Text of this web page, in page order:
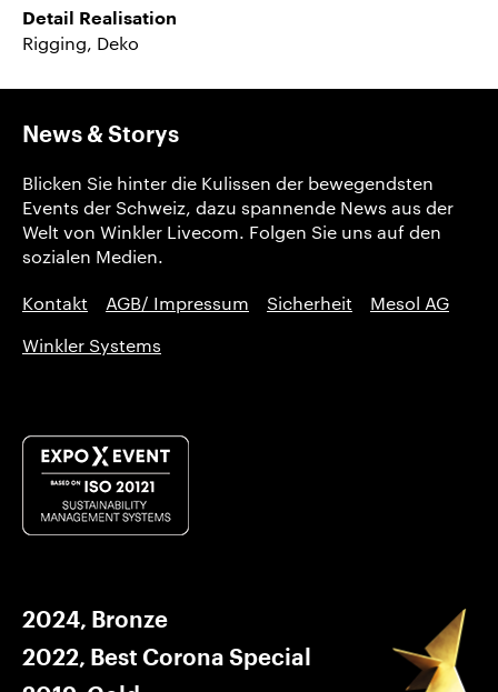
Detail Realisation
Rigging, Deko
News & Storys
Blicken Sie hinter die Kulissen der bewegendsten
Events der Schweiz, dazu spannende News aus der
Welt von Winkler Livecom. Folgen Sie uns auf den
sozialen Medien.
Kontakt AGB/ Impressum Sicherheit
Mesol AG
Winkler Systems
2024, Bronze
2022, Best Corona Special